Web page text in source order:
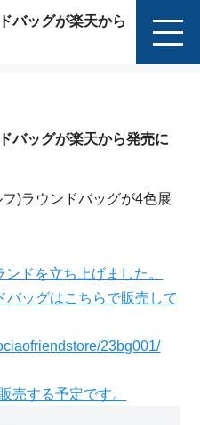
バッグが楽天から
バッグが楽天から発売に
)ラウンドバッグが4色展
ドを立ち上げました。
バッグはこちらで販売して
23bg001/
売する予定です。